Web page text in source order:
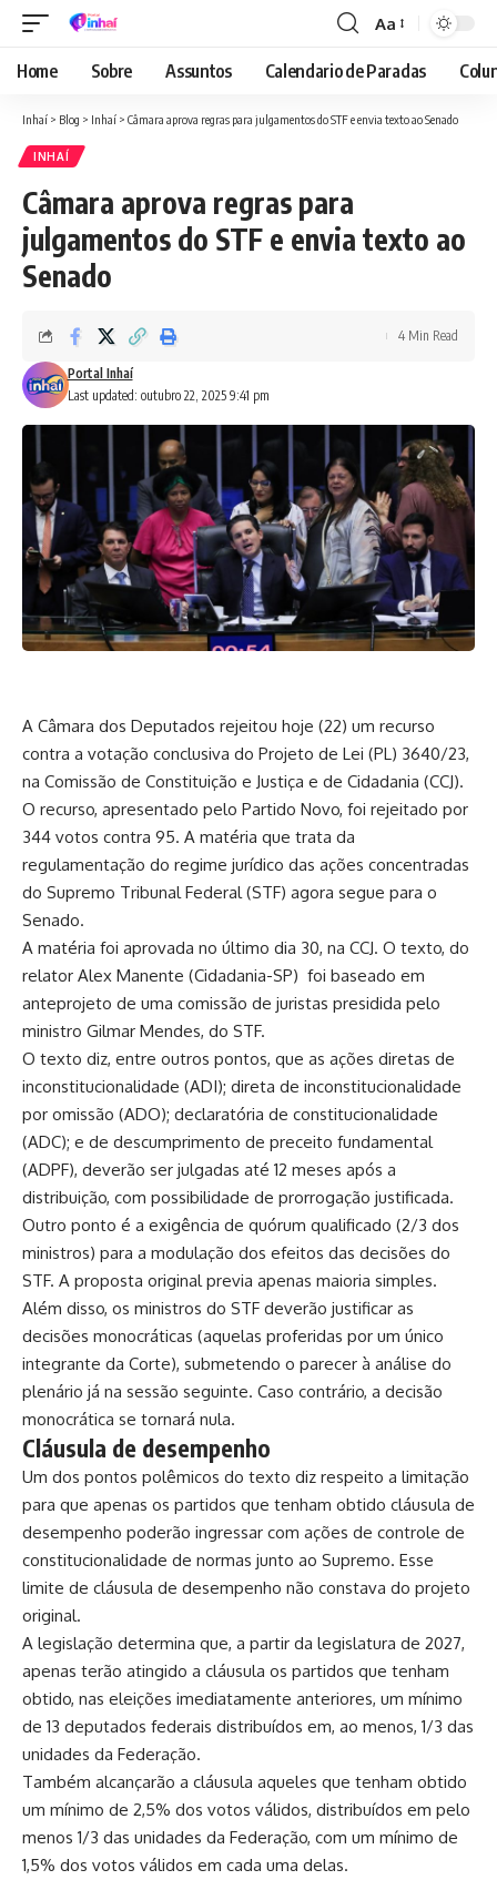
Font
Resizer
Aa
Home Sobre Assuntos Calendario de Paradas
Inhaí > Blog > Inhaí > Câmara aprova regras para julgamentos do STF e envia texto ao Senado
INHAÍ
Câmara aprova regras para
julgamentos do STF e envia texto ao
Senado
Last updated: outubro 22, 2025 9:41 pm
Portal Inhaí
4 Min Read
A Câmara dos Deputados rejeitou hoje (22) um recurso
contra a votação conclusiva do Projeto de Lei (PL) 3640/23,
na Comissão de Constituição e Justiça e de Cidadania (CCJ).
O recurso, apresentado pelo Partido Novo, foi rejeitado por
344 votos contra 95. A matéria que trata da
regulamentação do regime jurídico das ações concentradas
do Supremo Tribunal Federal (STF) agora segue para o
Senado.
A matéria foi aprovada no último dia 30, na CCJ. O texto, do
relator Alex Manente (Cidadania-SP) foi baseado em
anteprojeto de uma comissão de juristas presidida pelo
ministro Gilmar Mendes, do STF.
O texto diz, entre outros pontos, que as ações diretas de
inconstitucionalidade (ADI); direta de inconstitucionalidade
por omissão (ADO); declaratória de constitucionalidade
(ADC); e de descumprimento de preceito fundamental
(ADPF), deverão ser julgadas até 12 meses após a
distribuição, com possibilidade de prorrogação justificada.
Outro ponto é a exigência de quórum qualificado (2/3 dos
ministros) para a modulação dos efeitos das decisões do
STF. A proposta original previa apenas maioria simples.
Além disso, os ministros do STF deverão justificar as
decisões monocráticas (aquelas proferidas por um único
integrante da Corte), submetendo o parecer à análise do
plenário já na sessão seguinte. Caso contrário, a decisão
monocrática se tornará nula.
Cláusula de desempenho
Um dos pontos polêmicos do texto diz respeito a limitação
para que apenas os partidos que tenham obtido cláusula de
desempenho poderão ingressar com ações de controle de
constitucionalidade de normas junto ao Supremo. Esse
limite de cláusula de desempenho não constava do projeto
original.
A legislação determina que, a partir da legislatura de 2027,
apenas terão atingido a cláusula os partidos que tenham
obtido, nas eleições imediatamente anteriores, um mínimo
de 13 deputados federais distribuídos em, ao menos, 1/3 das
unidades da Federação.
Também alcançarão a cláusula aqueles que tenham obtido
um mínimo de 2,5% dos votos válidos, distribuídos em pelo
menos 1/3 das unidades da Federação, com um mínimo de
1,5% dos votos válidos em cada uma delas.